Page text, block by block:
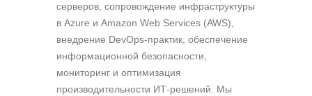
серверов, сопровождение инфраструктуры
в Azure и Amazon Web Services (AWS),
внедрение DevOps-практик, обеспечение
информационной безопасности,
мониторинг и оптимизация
производительности ИТ-решений. Мы